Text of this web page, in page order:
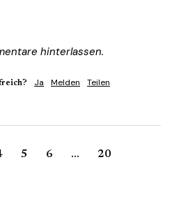
hinterlassen.
Ja Melden Teilen
5 6 ... 20